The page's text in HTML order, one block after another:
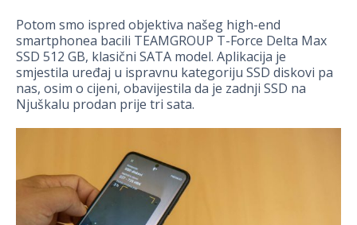
Potom smo ispred objektiva našeg high-end
smartphonea bacili TEAMGROUP T-Force Delta Max
SSD 512 GB, klasični SATA model. Aplikacija je
smjestila uređaj u ispravnu kategoriju SSD diskovi pa
nas, osim o cijeni, obavijestila da je zadnji SSD na
Njuškalu prodan prije tri sata.